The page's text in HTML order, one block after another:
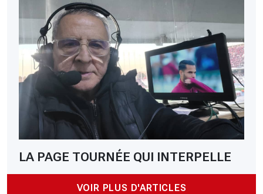
LA PAGE TOURNÉE QUI INTERPELLE
VOIR PLUS D'ARTICLES